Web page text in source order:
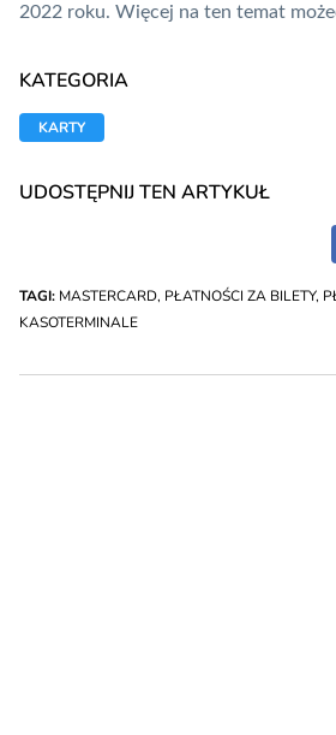
2022 roku. Więcej na ten temat
KATEGORIA
KARTY
UDOSTĘPNIJ TEN ARTYKUŁ
TAGI: MASTERCARD, PŁATNOŚCI ZA BILETY,
KASOTERMINALE